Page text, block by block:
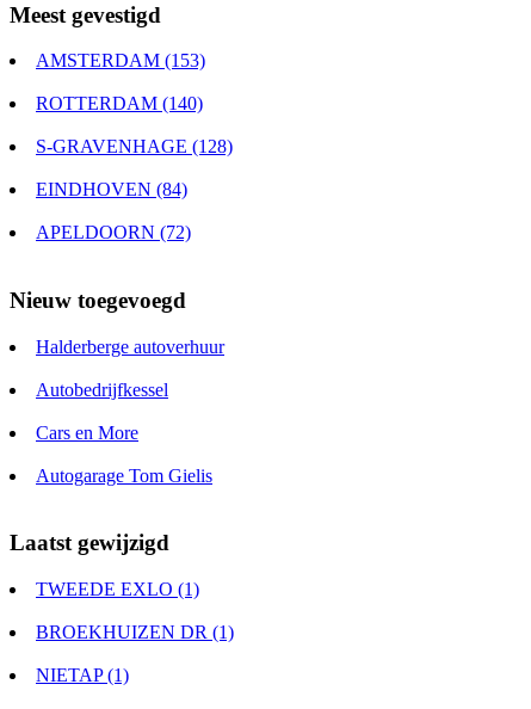
Meest gevestigd
AMSTERDAM (153)
ROTTERDAM (140)
S-GRAVENHAGE (128)
EINDHOVEN (84)
APELDOORN (72)
Nieuw toegevoegd
Halderberge autoverhuur
Autobedrijfkessel
Cars en More
Autogarage Tom Gielis
Laatst gewijzigd
TWEEDE EXLO (1)
BROEKHUIZEN DR (1)
NIETAP (1)